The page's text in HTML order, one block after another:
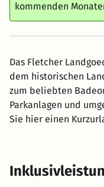
kommenden
Das Fletcher
dem historischen
zum beliebten
Parkanlagen und
Sie hier einen
Romantik und
durch die Dünen
Schlosspark. Die